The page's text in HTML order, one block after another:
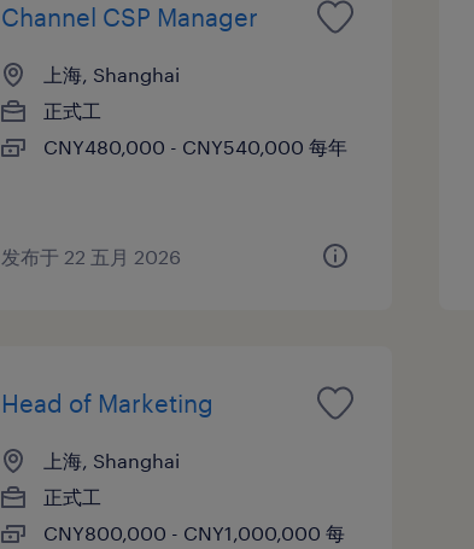
Channel CSP Manager
上海, Shanghai
正式工
CNY480,000 - CNY540,000 每年
发布于 22 五月 2026
Head of Marketing
上海, Shanghai
正式工
CNY800,000 - CNY1,000,000 每